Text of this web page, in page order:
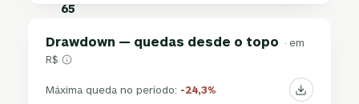
65
Drawdown — quedas desde o topo · em
R$
Máxima queda no período: -24,3%